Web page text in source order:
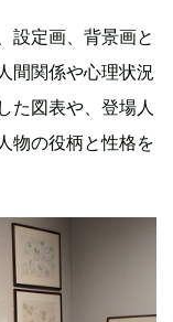
設定画、背景画と
間関係や心理状況
た図表や、登場人
物の役柄と性格を